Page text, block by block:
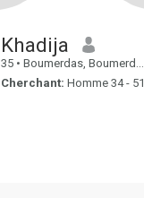
Khadija
35 • Boumerdas, Boumerdes, Algérie
Cherchant: Homme 34 - 51